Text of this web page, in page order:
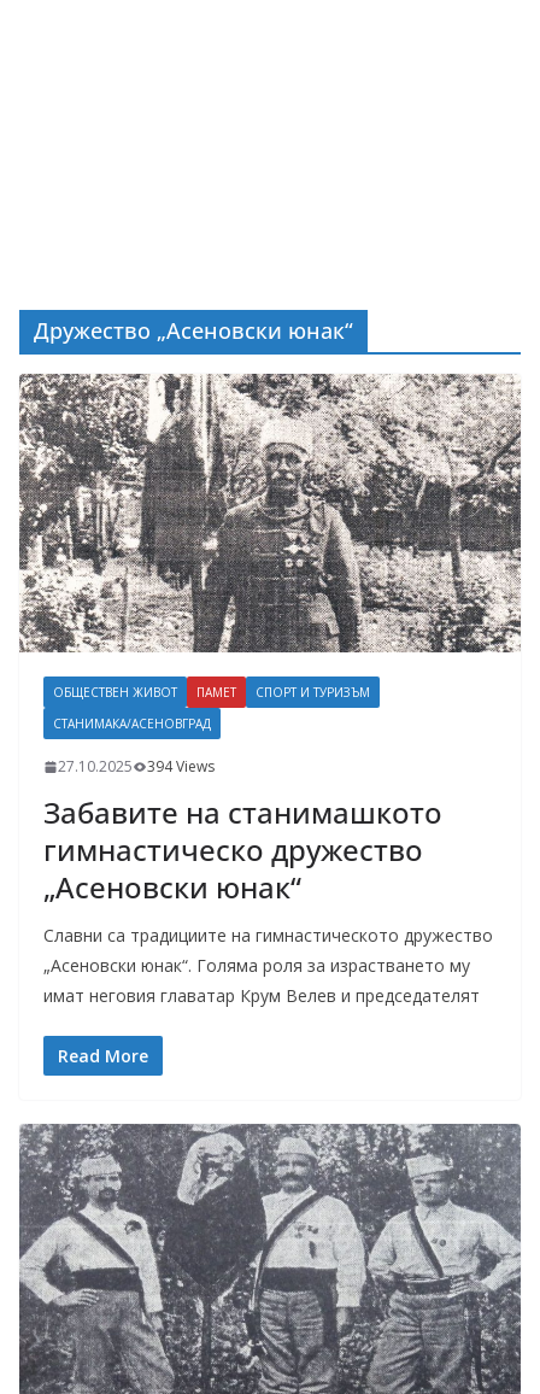
Дружество „Асеновски юнак“
ОБЩЕСТВЕН ЖИВОТ ПАМЕТ
СПОРТ И ТУРИЗЪМ
СТАНИМАКА/АСЕНОВГРАД
27.10.2025 394 Views
Забавите на станимашкото
гимнастическо дружество
„Асеновски юнак“
Славни са традициите на гимнастическото дружество
„Асеновски юнак“. Голяма роля за израстването му
имат неговия главатар Крум Велев и председателят
Read More